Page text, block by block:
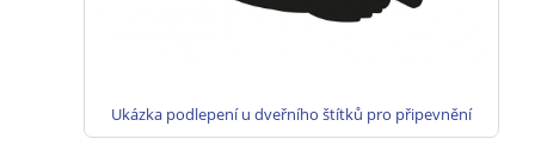
Ukázka podlepení u dveřního štítků pro připevnění
oboustranné samolepící pásky.